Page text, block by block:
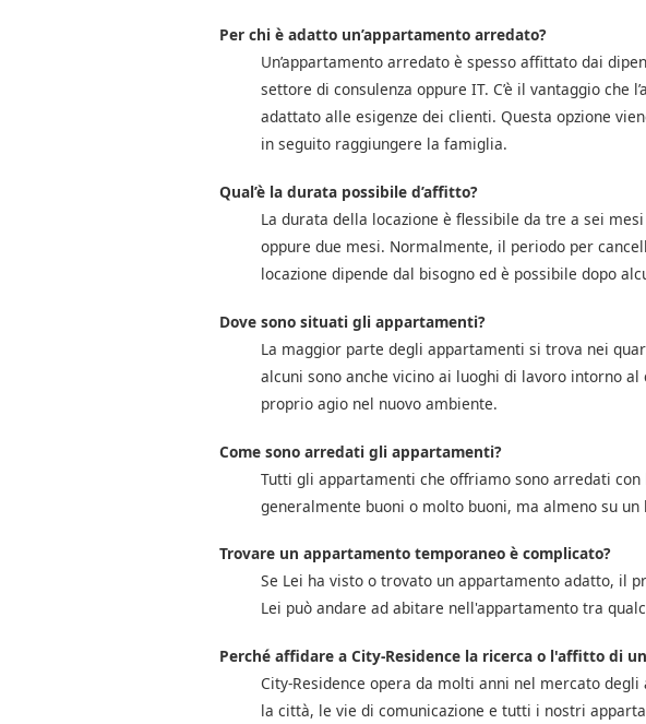
Per chi è adatto un’appartamento arredato?
Un’appartamento arredato è spesso affittato dai
settore di consulenza oppure IT. C’è il vantaggio che
adattato alle esigenze dei clienti. Questa opzione
in seguito raggiungere la famiglia.
Qual’è la durata possibile d’affitto?
La durata della locazione è flessibile da tre a sei
oppure due mesi. Normalmente, il periodo per
locazione dipende dal bisogno ed è possibile dopo
Dove sono situati gli appartamenti?
La maggior parte degli appartamenti si trova nei
alcuni sono anche vicino ai luoghi di lavoro intorno
proprio agio nel nuovo ambiente.
Come sono arredati gli appartamenti?
Tutti gli appartamenti che offriamo sono arredati
generalmente buoni o molto buoni, ma almeno su un
Trovare un appartamento temporaneo è complicato?
Se Lei ha visto o trovato un appartamento adatto, il
Lei può andare ad abitare nell'appartamento tra
Perché affidare a City-Residence la ricerca o l'affitto di
City-Residence opera da molti anni nel mercato
la città, le vie di comunicazione e tutti i nostri